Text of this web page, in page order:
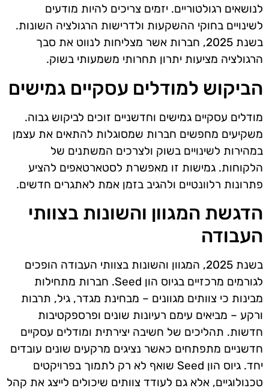
לנושאים רגולטוריים. יזמים צריכים להיות מודעים
לשינויים בחוקי ההשקעות ולדרישות הרגולציה השונות.
בשנת 2025, חברות אשר מצליחות לנווט את סבך
הרגולציה מציעות יתרון תחרותי משמעותי בשוק.
הביקוש למודלים עסקיים גמישים
מודלים עסקיים גמישים וחדשניים זוכים לביקוש גבוה.
משקיעים מחפשים חברות שמסוגלות להתאים את עצמן
במהירות לשינויים בשוק ולצרכים המשתנים של
הלקוחות. גמישות זו מאפשרת לסטארטאפים להציע
פתרונות רלוונטיים ולהגיב בזמן אמת לאתגרים חדשים.
הדגשת המגוון והשונות בצוותי
העבודה
בשנת 2025, המגוון והשונות בצוותי העבודה הופכים
לגורמים מרכזיים בגיוס הון Seed. חברות מתחילות
מבינות כי צוותים מגוונים – מבחינת מגדר, גיל, תרבות
ורקע – מביאים עימם רעיונות שונים ופרספקטיבות
חדשות. תהליכים של חשיבה יצירתית ומודלים עסקיים
חדשניים מתפתחים כאשר נציגים מרקעים שונים עובדים
יחד. גיוס הון Seed שואף לא רק לתמוך בפרויקטים
טכנולוגיים, אלא גם לעודד צוותים שיכולים לייצג את קהל